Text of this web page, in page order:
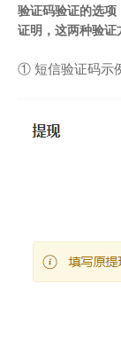
验证码验证的选
证明，这两种验证
① 短信验证码示